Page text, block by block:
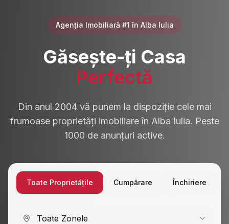
Agenția Imobiliară #1 în Alba Iulia
Găsește-ți Casa
Perfectă
Din anul 2004 vă punem la dispoziție cele mai
frumoase proprietăți imobiliare în Alba Iulia. Peste
1000 de anunțuri active.
Toate Proprietățile Cumpărare Închiriere
Toate Zonele